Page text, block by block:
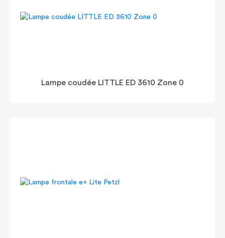
Lampe coudée LITTLE ED 3610 Zone 0